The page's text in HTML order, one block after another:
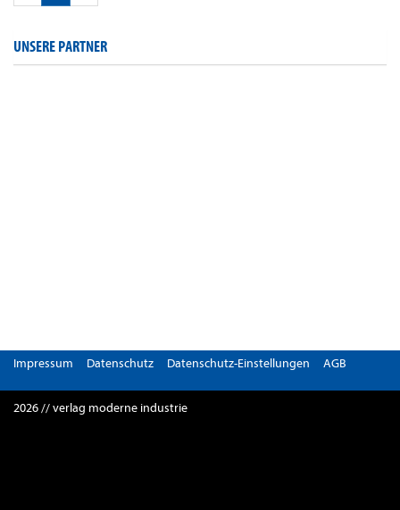
UNSERE PARTNER
Impressum Datenschutz Datenschutz-Einstellungen AGB
2026 // verlag moderne industrie